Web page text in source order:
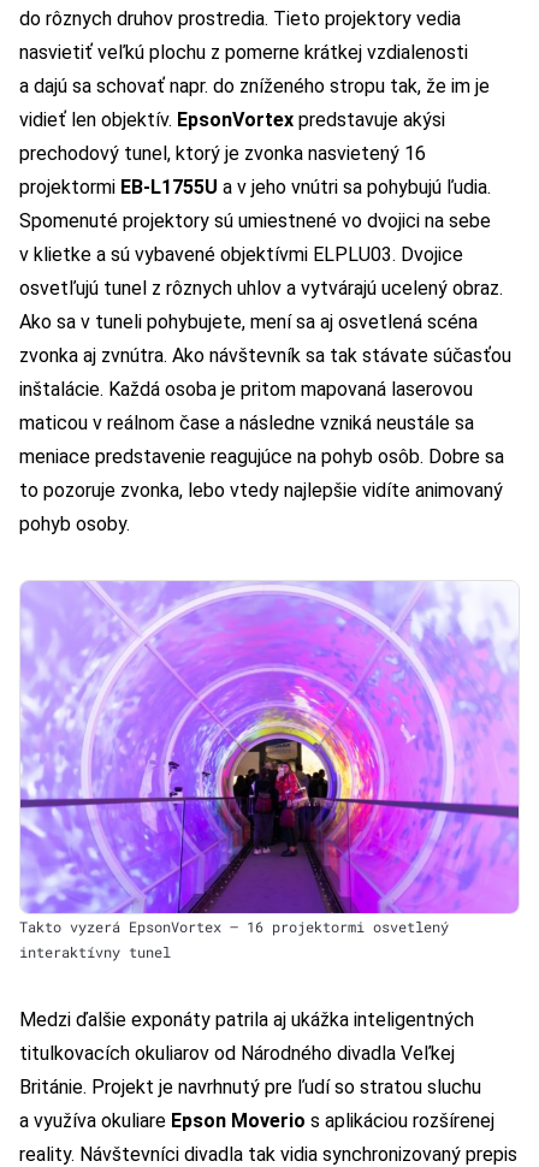
do rôznych druhov prostredia. Tieto projektory vedia
nasvietiť veľkú plochu z pomerne krátkej vzdialenosti
a dajú sa schovať napr. do zníženého stropu tak, že im je
vidieť len objektív. EpsonVortex predstavuje akýsi
prechodový tunel, ktorý je zvonka nasvietený 16
projektormi EB-L1755U a v jeho vnútri sa pohybujú ľudia.
Spomenuté projektory sú umiestnené vo dvojici na sebe
v klietke a sú vybavené objektívmi ELPLU03. Dvojice
osvetľujú tunel z rôznych uhlov a vytvárajú ucelený obraz.
Ako sa v tuneli pohybujete, mení sa aj osvetlená scéna
zvonka aj zvnútra. Ako návštevník sa tak stávate súčasťou
inštalácie. Každá osoba je pritom mapovaná laserovou
maticou v reálnom čase a následne vzniká neustále sa
meniace predstavenie reagujúce na pohyb osôb. Dobre sa
to pozoruje zvonka, lebo vtedy najlepšie vidíte animovaný
pohyb osoby.
Takto vyzerá EpsonVortex – 16 projektormi osvetlený
interaktívny tunel
Medzi ďalšie exponáty patrila aj ukážka inteligentných
titulkovacích okuliarov od Národného divadla Veľkej
Británie. Projekt je navrhnutý pre ľudí so stratou sluchu
a využíva okuliare Epson Moverio s aplikáciou rozšírenej
reality. Návštevníci divadla tak vidia synchronizovaný prepis